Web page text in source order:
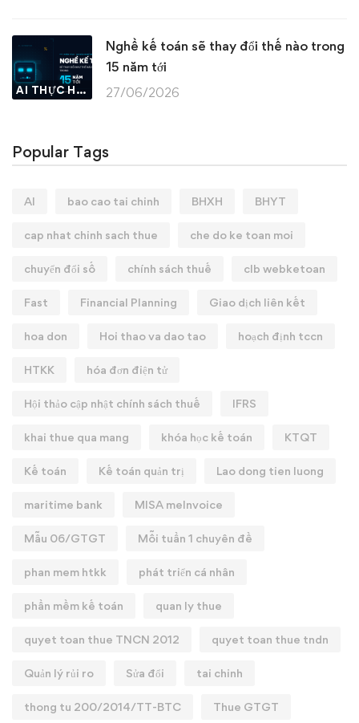
AI THỰC HÀNH
Nghề kế toán sẽ thay đổi thế nào trong
15 năm tới
27/06/2026
Popular Tags
AI bao cao tai chinh BHXH BHYT
cap nhat chinh sach thue che do ke toan moi
chuyển đổi số chính sách thuế clb webketoan
Fast Financial Planning Giao dịch liên kết
hoa don Hoi thao va dao tao hoạch định tccn
HTKK hóa đơn điện tử
Hội thảo cập nhật chính sách thuế IFRS
khai thue qua mang khóa học kế toán KTQT
Kế toán Kế toán quản trị Lao dong tien luong
maritime bank MISA meInvoice
Mẫu 06/GTGT Mỗi tuần 1 chuyên đề
phan mem htkk phát triển cá nhân
phần mềm kế toán quan ly thue
quyet toan thue TNCN 2012 quyet toan thue tndn
Quản lý rủi ro Sửa đổi tai chinh
thong tu 200/2014/TT-BTC Thue GTGT